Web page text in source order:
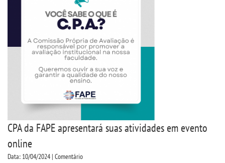
SEGUNDA GRADUAÇÃO
MATRÍCULA
EDITAL
EDITAL - ADENDO 1
PUBLICAÇÕES
CPA da FAPE apresentará suas atividades em evento
online
Data: 10/04/2024 | Comentário